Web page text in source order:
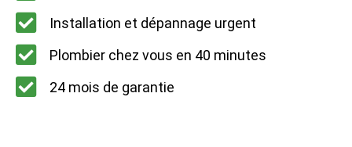
Installation et dépannage urgent
Plombier chez vous en 40 minutes
24 mois de garantie